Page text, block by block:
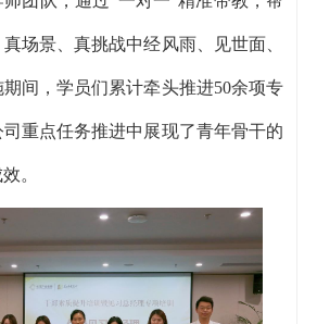
场景、真挑战中经风雨、见世面、
间，学员们累计牵头推进50余项专
重点任务推进中展现了青年骨干的
。